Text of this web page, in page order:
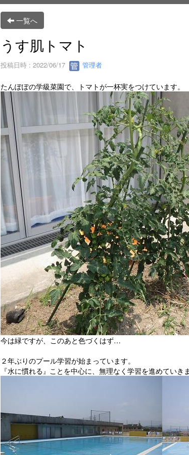
一覧へ
うす肌トマト
投稿日時 : 2022/06/17 管理者
たんぽぽの学級菜園で、トマトが一杯実をつけています。
今は緑ですが、このあと色づくはず…
２年ぶりのプール学習が始まっています。
『水に慣れる 』 ことを中心に、無理なく学習を進めていきま